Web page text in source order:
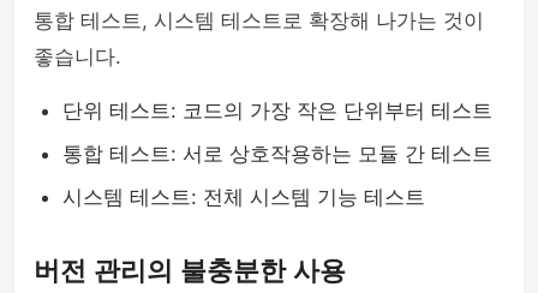
통합 테스트, 시스템 테스트로 확장해 나가는 것이
좋습니다.
단위 테스트: 코드의 가장 작은 단위부터 테스트
통합 테스트: 서로 상호작용하는 모듈 간 테스트
시스템 테스트: 전체 시스템 기능 테스트
버전 관리의 불충분한 사용